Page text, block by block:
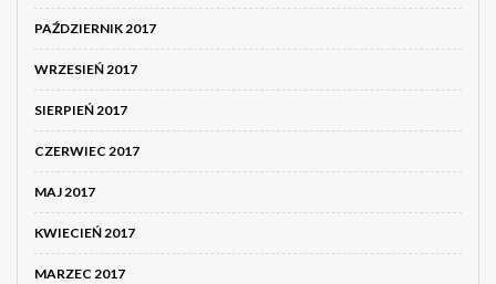
PAŹDZIERNIK 2017
WRZESIEŃ 2017
SIERPIEŃ 2017
CZERWIEC 2017
MAJ 2017
KWIECIEŃ 2017
MARZEC 2017